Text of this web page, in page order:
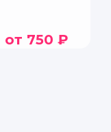
от 750 ₽